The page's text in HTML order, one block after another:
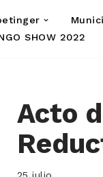
SHOW 2022
Acto
25 julio